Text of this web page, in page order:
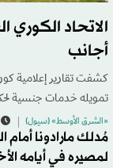
الاتحاد
أجانب
كشفت تقارير إعلامية
تمويله خدمات جنسية لحكام
«الشرق الأوسط» (سيول)
مُدلك مارادونا
لمصيره في أيامه